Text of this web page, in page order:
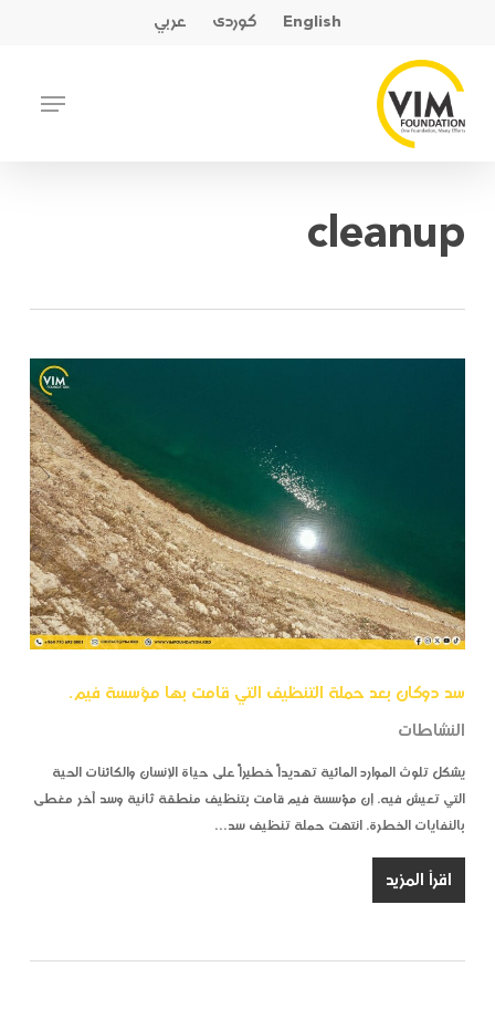
content
English کوردی عربي
Menu
cleanup
سد دوكان بعد حملة التنظيف التي قامت بها مؤسسة فيم.
النشاطات
يشكل تلوث الموارد المائية تهديداً خطيراً على حياة الإنسان والكائنات الحية
التي تعيش فيه. إن مؤسسة فيم قامت بتنظيف منطقة ثانية وسد آخر مغطى
بالنفايات الخطرة. انتهت حملة تنظيف سد…
اقرأ المزيد
Close
Menu